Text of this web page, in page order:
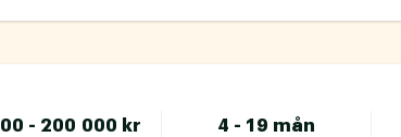
- 200 000 kr 4 - 19 mån